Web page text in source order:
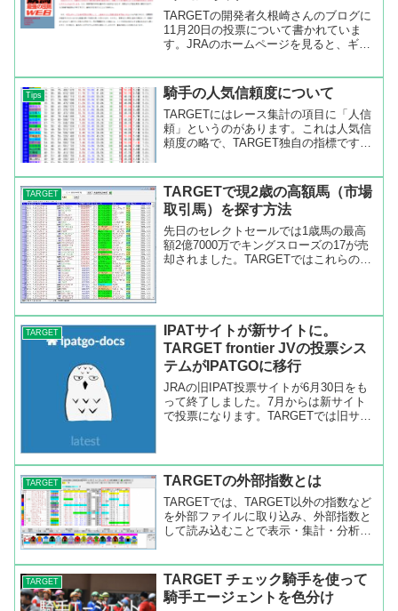
TARGETの開発者久根崎さんのブログに
11月20日の投票について書かれていま
す。JRAのホームページを見ると、ギャ
めにIPATの仕様が変更されるようです。
久根崎さんの...
Tips 騎手の人気信頼度について
TARGETにはレース集計の項目に「人信
頼」というのがあります。これは人気信
頼度の略で、TARGET独自の指標です。
索及び開催分析の騎手・調教師別の集計
画面で表示されま...
TARGET
TARGETで現2歳の高額馬（市場
取引馬）を探す方法
先日のセレクトセールでは1歳馬の最高
額2億7000万でキングスローズの17が売
却されました。TARGETではこれらの市
してみましょ...
TARGET
IPATサイトが新サイトに。
TARGET frontier JVの投票シス
テムがIPATGOに移行
JRAの旧IPAT投票サイトが6月30日をも
って終了しました。7月からは新サイト
で投票になります。TARGETでは旧サイ
IPAT...
TARGET TARGETの外部指数とは
TARGETでは、TARGET以外の指数など
を外部ファイルに取り込み、外部指数と
して読み込むことで表示・集計・分析等
指数とひとことで言ってもその幅は広す
ぎますし...
TARGET
TARGET チェック騎手を使って
騎手エージェントを色分け